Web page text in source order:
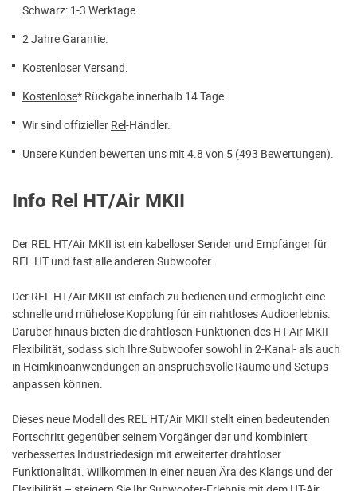
Schwarz: 1-3 Werktage
2 Jahre Garantie.
Kostenloser Versand.
Kostenlose* Rückgabe innerhalb 14 Tage.
Wir sind offizieller Rel-Händler.
Unsere Kunden bewerten uns mit 4.8 von 5 (493 Bewertungen).
Info Rel HT/Air MKII
Der REL HT/Air MKII ist ein kabelloser Sender und Empfänger für
REL HT und fast alle anderen Subwoofer.
Der REL HT/Air MKII ist einfach zu bedienen und ermöglicht eine
schnelle und mühelose Kopplung für ein nahtloses Audioerlebnis.
Darüber hinaus bieten die drahtlosen Funktionen des HT-Air MKII
Flexibilität, sodass sich Ihre Subwoofer sowohl in 2-Kanal- als auch
in Heimkinoanwendungen an anspruchsvolle Räume und Setups
anpassen können.
Dieses neue Modell des REL HT/Air MKII stellt einen bedeutenden
Fortschritt gegenüber seinem Vorgänger dar und kombiniert
verbessertes Industriedesign mit erweiterter drahtloser
Funktionalität. Willkommen in einer neuen Ära des Klangs und der